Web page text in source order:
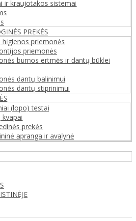
ir kraujotakos sistemai
PREKĖS
higienos priemonės
priemonės
burnos ertmės ir dantų būklei
dantų balinimui
dantų stiprinimui
(lopo) testai
prekės
apranga ir avalynė